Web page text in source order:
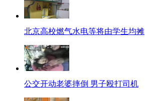
北京高校燃气水电等将由学生均摊
公交开动老婆摔倒 男子殴打司机